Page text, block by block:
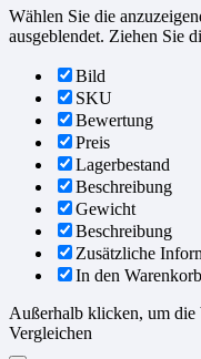
Wählen Sie die
ausgeblendet. Ziehen Sie
Bild
SKU
Bewertung
Preis
Lagerbestand
Beschreibung
Gewicht
Beschreibung
Zusätzliche
In den Warenkorb
Außerhalb klicken, um die
Vergleichen